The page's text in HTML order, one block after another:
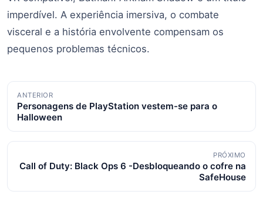
imperdível. A experiência imersiva, o combate
visceral e a história envolvente compensam os
pequenos problemas técnicos.
Navegação
de
posts
ANTERIOR
Personagens de PlayStation vestem-se para o
Halloween
PRÓXIMO
Call of Duty: Black Ops 6 -Desbloqueando o cofre na
SafeHouse